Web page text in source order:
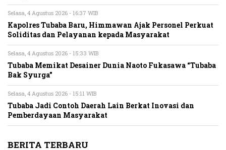
Selasa, 4 Agustus 2026 - 16:37 WIB
Kapolres Tubaba Baru, Himmawan Ajak Personel Perkuat
Soliditas dan Pelayanan kepada Masyarakat
Selasa, 4 Agustus 2026 - 15:33 WIB
Tubaba Memikat Desainer Dunia Naoto Fukasawa “Tubaba
Bak Syurga”
Selasa, 4 Agustus 2026 - 15:11 WIB
Tubaba Jadi Contoh Daerah Lain Berkat Inovasi dan
Pemberdayaan Masyarakat
BERITA TERBARU